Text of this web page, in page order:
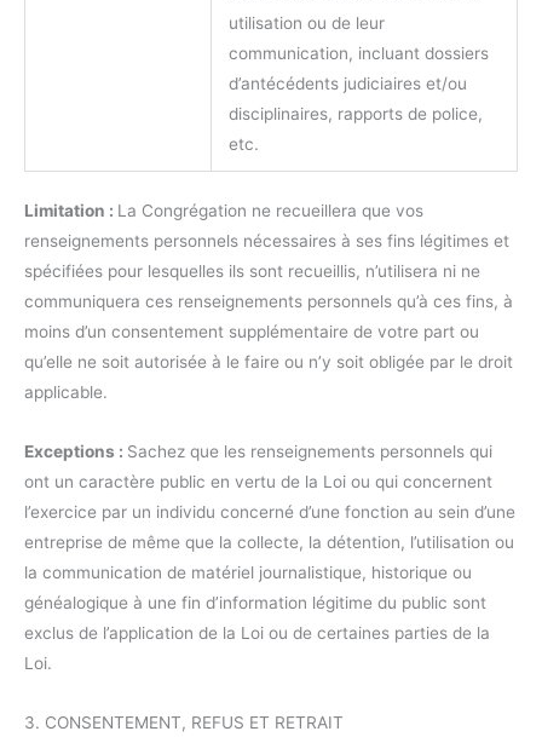
utilisation ou de leur
communication, incluant dossiers
d’antécédents judiciaires et/ou
disciplinaires, rapports de police,
etc.
Limitation : La Congrégation ne recueillera que vos
renseignements personnels nécessaires à ses fins légitimes et
spécifiées pour lesquelles ils sont recueillis, n’utilisera ni ne
communiquera ces renseignements personnels qu’à ces fins, à
moins d’un consentement supplémentaire de votre part ou
qu’elle ne soit autorisée à le faire ou n’y soit obligée par le droit
applicable.
Exceptions : Sachez que les renseignements personnels qui
ont un caractère public en vertu de la Loi ou qui concernent
l’exercice par un individu concerné d’une fonction au sein d’une
entreprise de même que la collecte, la détention, l’utilisation ou
la communication de matériel journalistique, historique ou
généalogique à une fin d’information légitime du public sont
exclus de l’application de la Loi ou de certaines parties de la
Loi.
3. CONSENTEMENT, REFUS ET RETRAIT